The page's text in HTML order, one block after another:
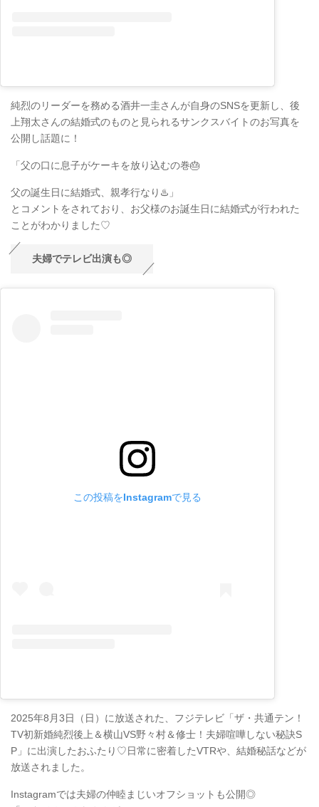
純烈のリーダーを務める酒井一圭さんが自身のSNSを更新し、後
上翔太さんの結婚式のものと見られるサンクスバイトのお写真を
公開し話題に！
「父の口に息子がケーキを放り込むの巻🎂
父の誕生日に結婚式、親孝行なり♨️」
とコメントをされており、お父様のお誕生日に結婚式が行われた
ことがわかりました♡
夫婦でテレビ出演も◎
この投稿をInstagramで見る
2025年8月3日（日）に放送された、フジテレビ「ザ・共通テン！
TV初新婚純烈後上＆横山VS野々村＆修士！夫婦喧嘩しない秘訣S
P」に出演したおふたり♡日常に密着したVTRや、結婚秘話などが
放送されました。
Instagramでは夫婦の仲睦まじいオフショットも公開◎